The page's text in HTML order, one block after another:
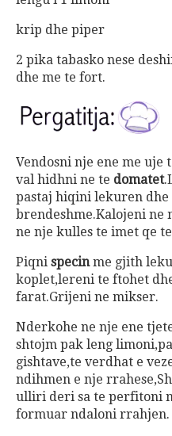
krip dhe piper
2 pika tabasko nese
dhe me te fort.
Vendosni nje ene me
val hidhni ne te domatet
pastaj hiqini lekuren dhe
brendeshme.Kalojeni ne
ne nje kulles te imet qe
Piqni specinme gjith
koplet,lereni te ftohet
farat.Grijeni ne mikser.
Nderkohe ne nje ene
shtojm pak leng
gishtave,te verdhat e
ndihmen e nje
ulliri deri sa te perfitoni
formuar ndaloni rrahjen.